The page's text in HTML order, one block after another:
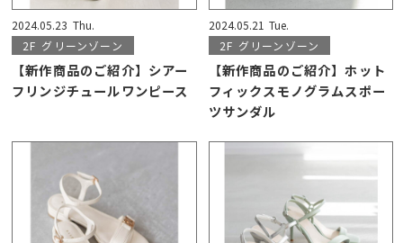
2024.05.23 Thu.
2F グリーンゾーン
【新作商品のご紹介】シアー
フリンジチュールワンピース
2024.05.21 Tue.
2F グリーンゾーン
【新作商品のご紹介】ホット
フィックスモノグラムスポー
ツサンダル